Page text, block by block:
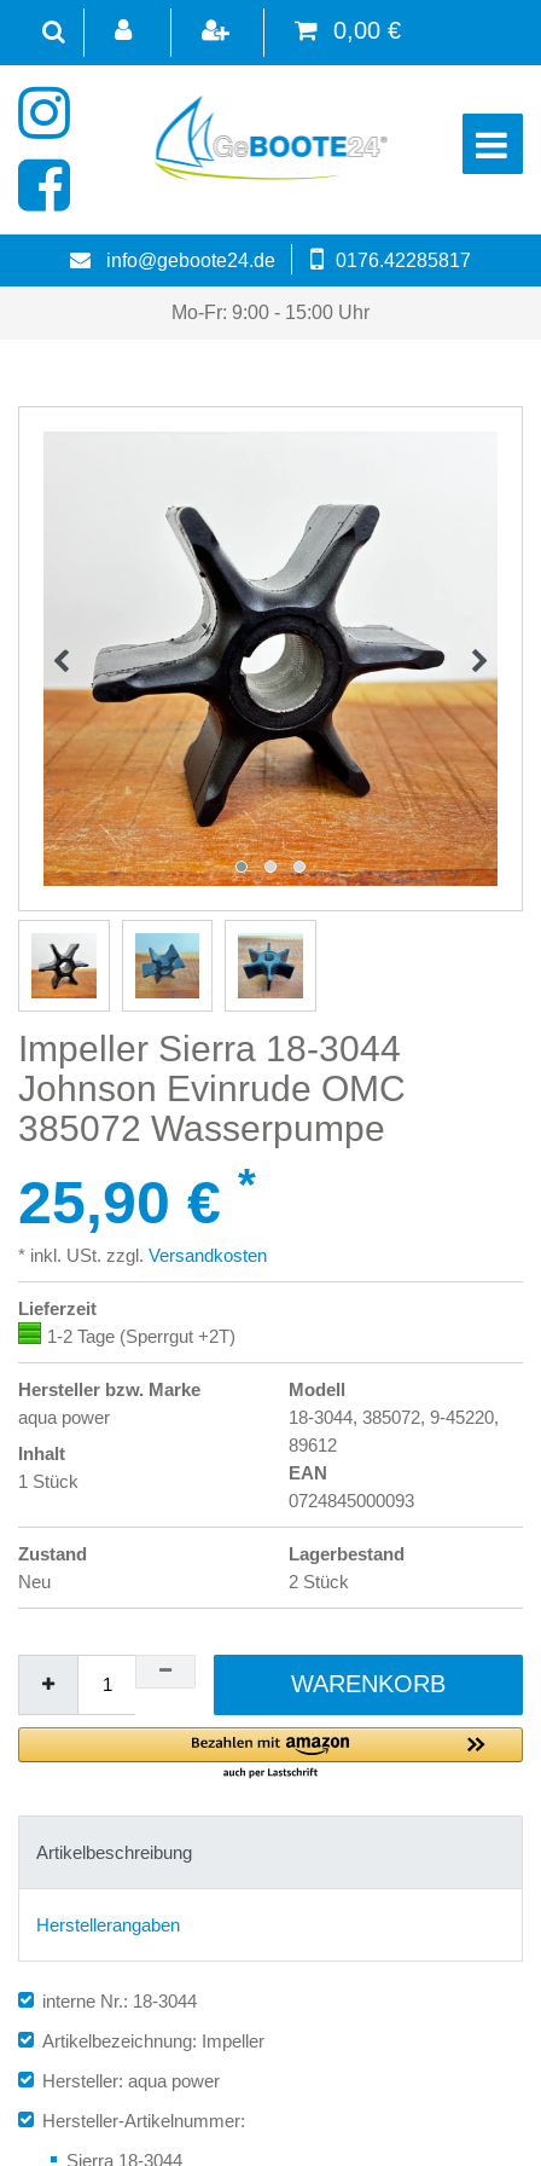
0,00 €
☰
info@geboote24.de 0176.42285817
Mo-Fr: 9:00 - 15:00 Uhr
Impeller Sierra 18-3044
Johnson Evinrude OMC
385072 Wasserpumpe
25,90 € *
* inkl. USt. zzgl. Versandkosten
Lieferzeit
1-2 Tage (Sperrgut +2T)
Hersteller bzw. Marke
aqua power
Inhalt
1 Stück
Modell
18-3044, 385072, 9-45220,
89612
EAN
0724845000093
Zustand
Neu
Lagerbestand
2 Stück
WARENKORB
Artikelbeschreibung
Herstellerangaben
interne Nr.: 18-3044
Artikelbezeichnung: Impeller
Hersteller: aqua power
Hersteller-Artikelnummer:
Sierra 18-3044